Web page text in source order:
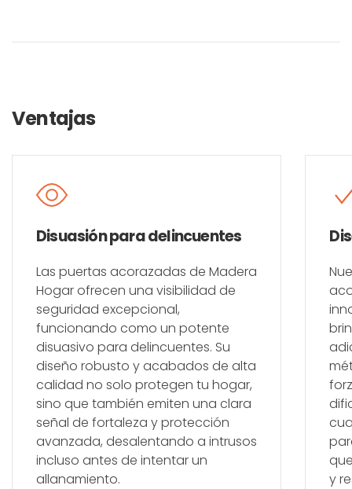
Ventajas
Disuasión para delincuentes
Las puertas acorazadas de Madera
Hogar ofrecen una visibilidad de
seguridad excepcional,
funcionando como un potente
disuasivo para delincuentes. Su
diseño robusto y acabados de alta
calidad no solo protegen tu hogar,
sino que también emiten una clara
señal de fortaleza y protección
avanzada, desalentando a intrusos
incluso antes de intentar un
allanamiento.
y